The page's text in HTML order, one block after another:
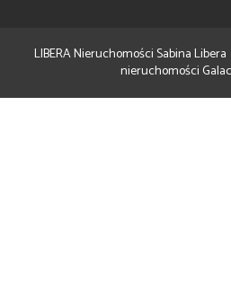
LIBERA Nieruchomości Sabina Libera
nieruchomości